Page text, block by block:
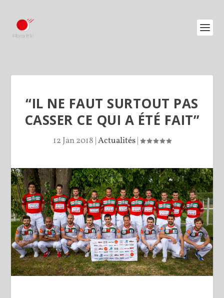
“IL NE FAUT SURTOUT PAS
CASSER CE QUI A ÉTÉ FAIT”
12 Jan 2018 |Actualités|